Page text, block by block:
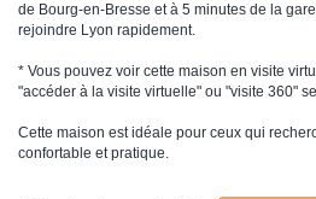
de Bourg-en-Bresse et à 5 minutes de la
rejoindre Lyon rapidement.
* Vous pouvez voir cette maison en visite
"accéder à la visite virtuelle" ou "visite 360"
Cette maison est idéale pour ceux qui
confortable et pratique.